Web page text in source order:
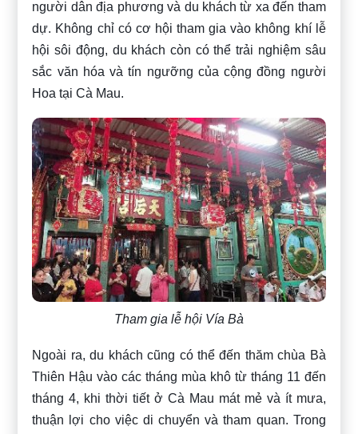
người dân địa phương và du khách từ xa đến tham
dự. Không chỉ có cơ hội tham gia vào không khí lễ
hội sôi động, du khách còn có thể trải nghiệm sâu
sắc văn hóa và tín ngưỡng của cộng đồng người
Hoa tại Cà Mau.
Tham gia lễ hội Vía Bà
Ngoài ra, du khách cũng có thể đến thăm chùa Bà
Thiên Hậu vào các tháng mùa khô từ tháng 11 đến
tháng 4, khi thời tiết ở Cà Mau mát mẻ và ít mưa,
thuận lợi cho việc di chuyển và tham quan. Trong